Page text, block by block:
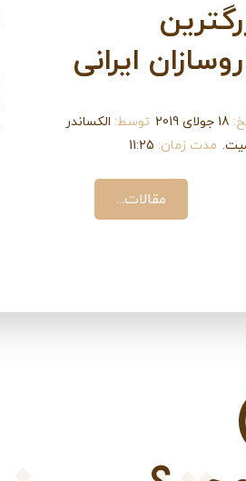
ایرانی
توسط: الکساندر
مدت زمان:
مقالات...